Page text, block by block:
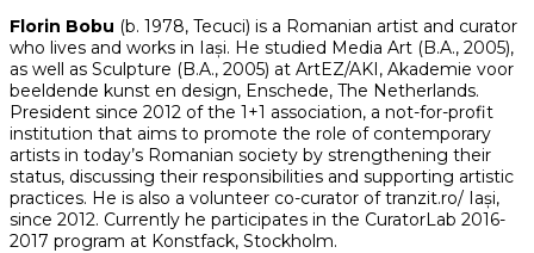
Florin Bobu (b. 1978, Tecuci) is a Romanian artist and curator
who lives and works in Iași. He studied Media Art (B.A., 2005),
as well as Sculpture (B.A., 2005) at ArtEZ/AKI, Akademie voor
beeldende kunst en design, Enschede, The Netherlands.
President since 2012 of the 1+1 association, a not-for-profit
institution that aims to promote the role of contemporary
artists in today’s Romanian society by strengthening their
status, discussing their responsibilities and supporting artistic
practices. He is also a volunteer co-curator of tranzit.ro/ Iași,
since 2012. Currently he participates in the CuratorLab 2016-
2017 program at Konstfack, Stockholm.